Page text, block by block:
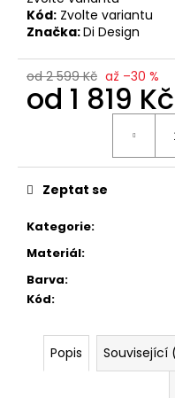
Kód: Zvolte variantu
Značka:Di Design
od 2 599 Kč až –30 %
od 1 819 Kč
Kategorie:
Materiál:
Barva:
Kód:
Zeptat se
Popis Související
u
m
PODLOUHLÁ
KABELKA
RAMENO
SE
ZLATÝM
DETAILEM
199